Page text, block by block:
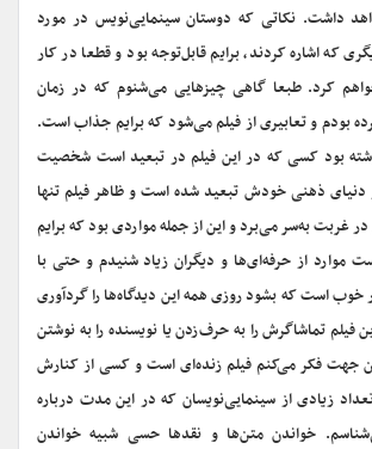
داشت. نکاتی که دوستان سینمایی‌نویس در مورد
که اشاره کردند، برایم قابل‌توجه بود و قطعا در کار
کرد. طبعا گاهی چیزهایی می‌شنوم که در زمان
بودم و تعابیری از فیلم می‌شود که برایم جذاب است.
بود کسی که در این فیلم در تبعید است شخصیت
دنیای ذهنی خودش تبعید شده است و ظاهر فیلم تنها
غربت به‌سر می‌برد و این از جمله مواردی بود که برایم
موارد از حرفه‌ای‌ها و دیگران زیاد شنیدم و حتی با
است که بشود روزی همه این دیدگاه‌ها را گردآوری
فیلم تماشاگرش را به حرف‌زدن یا نویسنده را به نوشتن
جهت فکر می‌کنم فیلم زنده‌ای است و کسی از کنارش
زیادی از سینمایی‌نویسان که در این مدت درباره
خواندن متن‌ها و نقدها حسی شبیه خواندن